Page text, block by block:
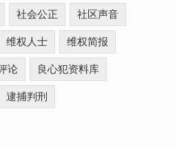
社会公正 社区声音
维权人士 维权简报
论 良心犯资料库
逮捕判刑